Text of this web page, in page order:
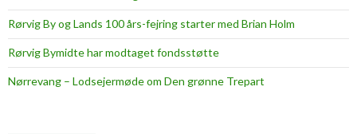
Rørvig By og Lands 100 års-fejring starter med Brian Holm
Rørvig Bymidte har modtaget fondsstøtte
Nørrevang – Lodsejermøde om Den grønne Trepart